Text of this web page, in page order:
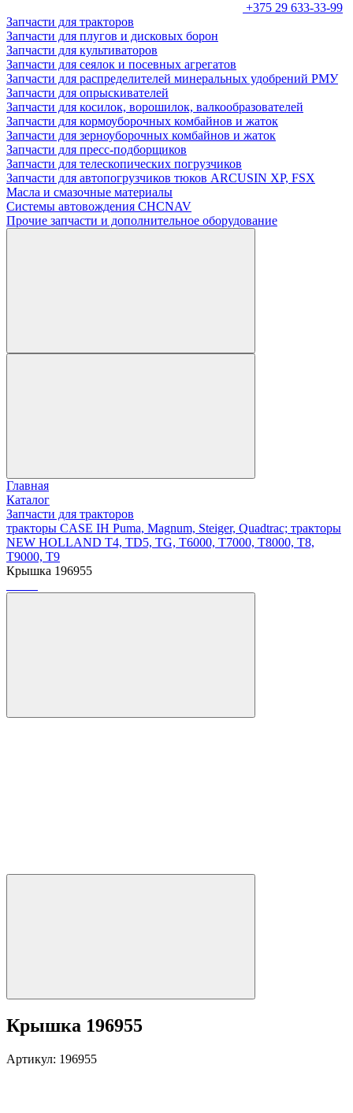
+375 29 633-33-99
Запчасти для тракторов
Запчасти для плугов и дисковых борон
Запчасти для культиваторов
Запчасти для сеялок и посевных агрегатов
Запчасти для распределителей минеральных удобрений РМУ
Запчасти для опрыскивателей
Запчасти для косилок, ворошилок, валкообразователей
Запчасти для кормоуборочных комбайнов и жаток
Запчасти для зерноуборочных комбайнов и жаток
Запчасти для пресс-подборщиков
Запчасти для телескопических погрузчиков
Запчасти для автопогрузчиков тюков ARCUSIN XP, FSX
Масла и смазочные материалы
Системы автовождения CHCNAV
Прочие запчасти и дополнительное оборудование
Главная
Каталог
Запчасти для тракторов
тракторы CASE IH Puma, Magnum, Steiger, Quadtrac; тракторы
NEW HOLLAND T4, TD5, TG, T6000, T7000, T8000, T8,
T9000, T9
Крышка 196955
Крышка 196955
Артикул: 196955